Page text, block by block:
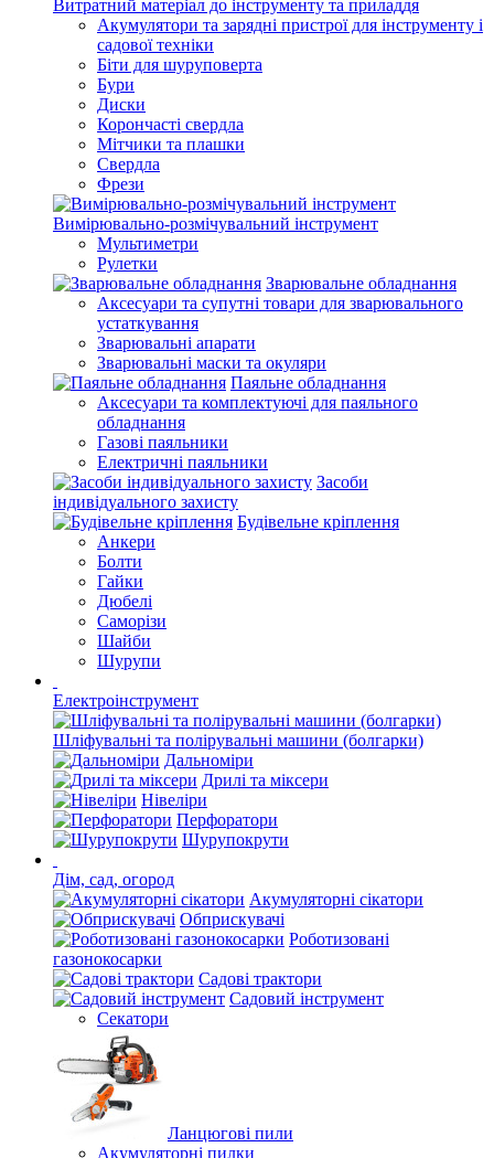
Витратний матеріал до інструменту та приладдя
Акумулятори та зарядні пристрої для інструменту і
садової техніки
Біти для шуруповерта
Бури
Диски
Корончасті свердла
Мітчики та плашки
Свердла
Фрези
Вимірювально-розмічувальний інструмент
Мультиметри
Рулетки
Зварювальне обладнання
Аксесуари та супутні товари для зварювального
устаткування
Зварювальні апарати
Зварювальні маски та окуляри
Паяльне обладнання
Аксесуари та комплектуючі для паяльного
обладнання
Газові паяльники
Електричні паяльники
Засоби
індивідуального захисту
Будівельне кріплення
Анкери
Болти
Гайки
Дюбелі
Саморізи
Шайби
Шурупи
Електроінструмент
Шліфувальні та полірувальні машини (болгарки)
Дальноміри
Дрилі та міксери
Нівеліри
Перфоратори
Шурупокрути
Дім, сад, огород
Акумуляторні сікатори
Обприскувачі
Роботизовані
газонокосарки
Садові трактори
Садовий інструмент
Секатори
Ланцюгові пили
Акумуляторні пилки